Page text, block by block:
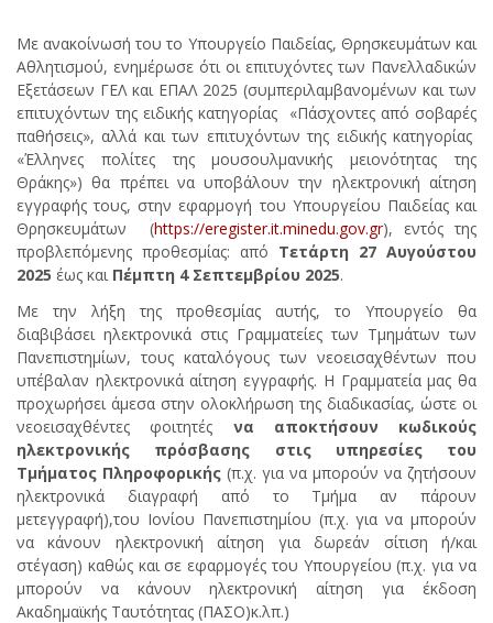
Με ανακοίνωσή του το Υπουργείο Παιδείας, Θρησκευμάτων και
Αθλητισμού, ενημέρωσε ότι οι επιτυχόντες των Πανελλαδικών
Εξετάσεων ΓΕΛ και ΕΠΑΛ 2025 (συμπεριλαμβανομένων και των
επιτυχόντων της ειδικής κατηγορίας «Πάσχοντες από σοβαρές
παθήσεις», αλλά και των επιτυχόντων της ειδικής κατηγορίας
«Έλληνες πολίτες της μουσουλμανικής μειονότητας της
Θράκης») θα πρέπει να υποβάλουν την ηλεκτρονική αίτηση
εγγραφής τους, στην εφαρμογή του Υπουργείου Παιδείας και
Θρησκευμάτων (https://eregister.it.minedu.gov.gr), εντός της
προβλεπόμενης προθεσμίας: από Τετάρτη 27 Αυγούστου
2025 έως και Πέμπτη 4 Σεπτεμβρίου 2025.
Με την λήξη της προθεσμίας αυτής, το Υπουργείο θα
διαβιβάσει ηλεκτρονικά στις Γραμματείες των Τμημάτων των
Πανεπιστημίων, τους καταλόγους των νεοεισαχθέντων που
υπέβαλαν ηλεκτρονικά αίτηση εγγραφής. Η Γραμματεία μας θα
προχωρήσει άμεσα στην ολοκλήρωση της διαδικασίας, ώστε οι
νεοεισαχθέντες φοιτητές να αποκτήσουν κωδικούς
ηλεκτρονικής πρόσβασης στις υπηρεσίες του
Τμήματος Πληροφορικής (π.χ. για να μπορούν να ζητήσουν
ηλεκτρονικά διαγραφή από το Τμήμα αν πάρουν
μετεγγραφή),του Ιονίου Πανεπιστημίου (π.χ. για να μπορούν
να κάνουν ηλεκτρονική αίτηση για δωρεάν σίτιση ή/και
στέγαση) καθώς και σε εφαρμογές του Υπουργείου (π.χ. για να
μπορούν να κάνουν ηλεκτρονική αίτηση για έκδοση
Ακαδημαϊκής Ταυτότητας (ΠΑΣΟ)κ.λπ.)